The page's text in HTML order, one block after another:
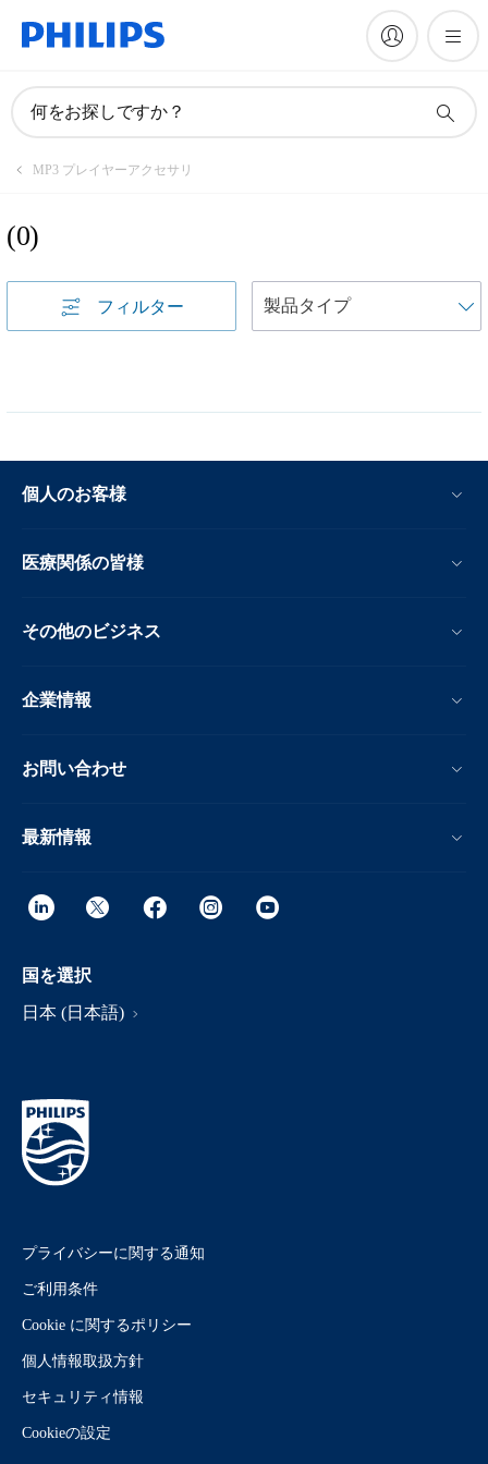
何をお探しですか？
MP3 プレイヤーアクセサリ
(0)
フィルター
個人のお客様
医療関係の皆様
その他のビジネス
企業情報
お問い合わせ
最新情報
国を選択
日本 (日本語)
プライバシーに関する通知
ご利用条件
Cookie に関するポリシー
個人情報取扱方針
セキュリティ情報
Cookieの設定